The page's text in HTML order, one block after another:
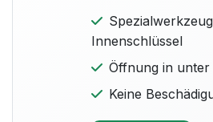
Innenschlüssel
Öffnung in
Keine